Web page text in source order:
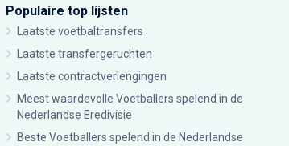
Populaire top lijsten
Laatste voetbaltransfers
Laatste transfergeruchten
Laatste contractverlengingen
Meest waardevolle Voetballers spelend in de
Nederlandse Eredivisie
Beste Voetballers spelend in de Nederlandse